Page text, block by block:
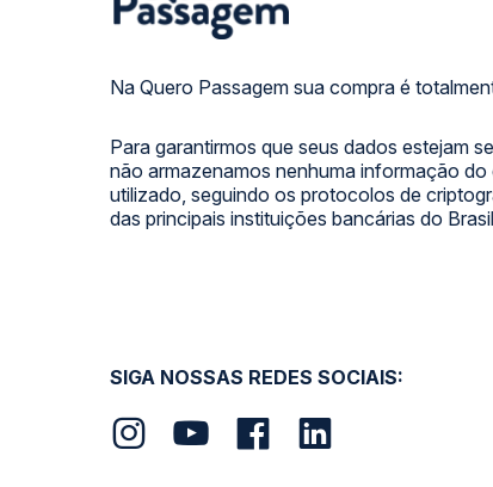
Na Quero Passagem sua compra é
Para garantirmos que seus dados estejam
não armazenamos nenhuma informação
utilizado, seguindo os protocolos de
das principais instituições bancárias do
SIGA NOSSAS REDES SOCIAIS: